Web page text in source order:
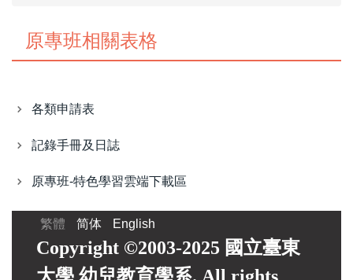
原專班相關表格
各類申請表
記錄手冊及日誌
原專班-特色學習雲端下載區
繁體 简体 English
Copyright ©2003-2025 國立臺東